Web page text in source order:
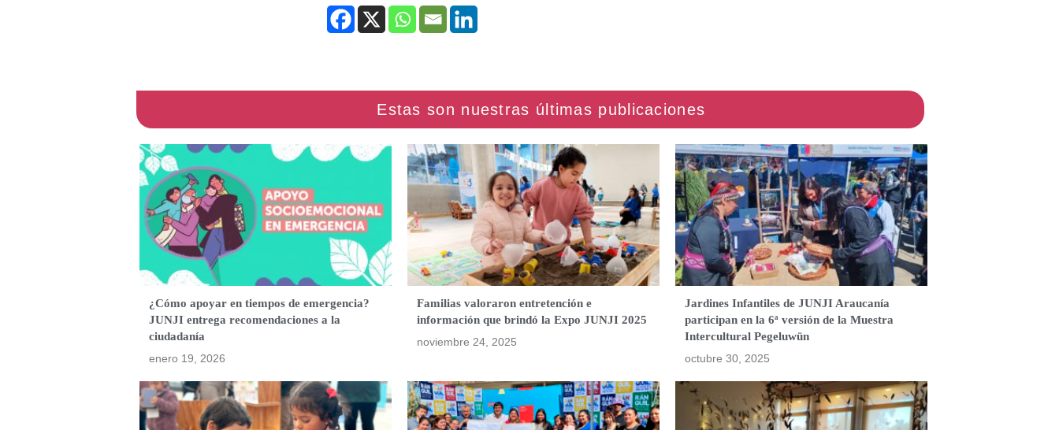
¿Cómo apoyar en tiempos de emergencia?
JUNJI entrega recomendaciones a la
ciudadanía
enero 19, 2026
Familias valoraron entretención e
información que brindó la Expo JUNJI 2025
noviembre 24, 2025
Jardines Infantiles de JUNJI Araucanía
participan en la 6ª versión de la Muestra
Intercultural Pegeluwün
octubre 30, 2025